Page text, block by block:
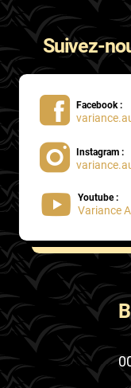
Suivez-
Facebook :
Instagram :
Youtube :
Variance